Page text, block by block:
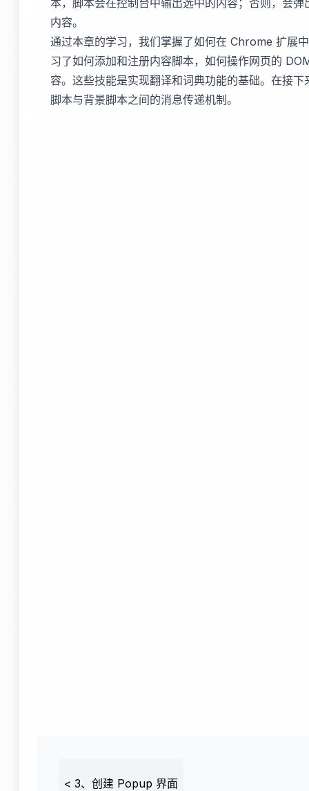
本，脚本会在控制台中输出选中的内容；否则，会
内容。
通过本章的学习，我们掌握了如何在 Chrome 扩展
习了如何添加和注册内容脚本，如何操作网页的
容。这些技能是实现翻译和词典功能的基础。在接
脚本与背景脚本之间的消息传递机制。
< 3、创建 Popup 界面